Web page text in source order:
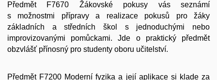
Předmět F7670 Žákovské pokusy vás seznámí
s možnostmi přípravy a realizace pokusů pro žáky
základních a středních škol s jednoduchými nebo
improvizovanými pomůckami. Jde o praktický předmět
obzvlášť přínosný pro studenty oboru učitelství.
Předmět F7200 Moderní fyzika a její aplikace si klade za